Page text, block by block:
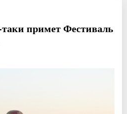
примет Фестиваль